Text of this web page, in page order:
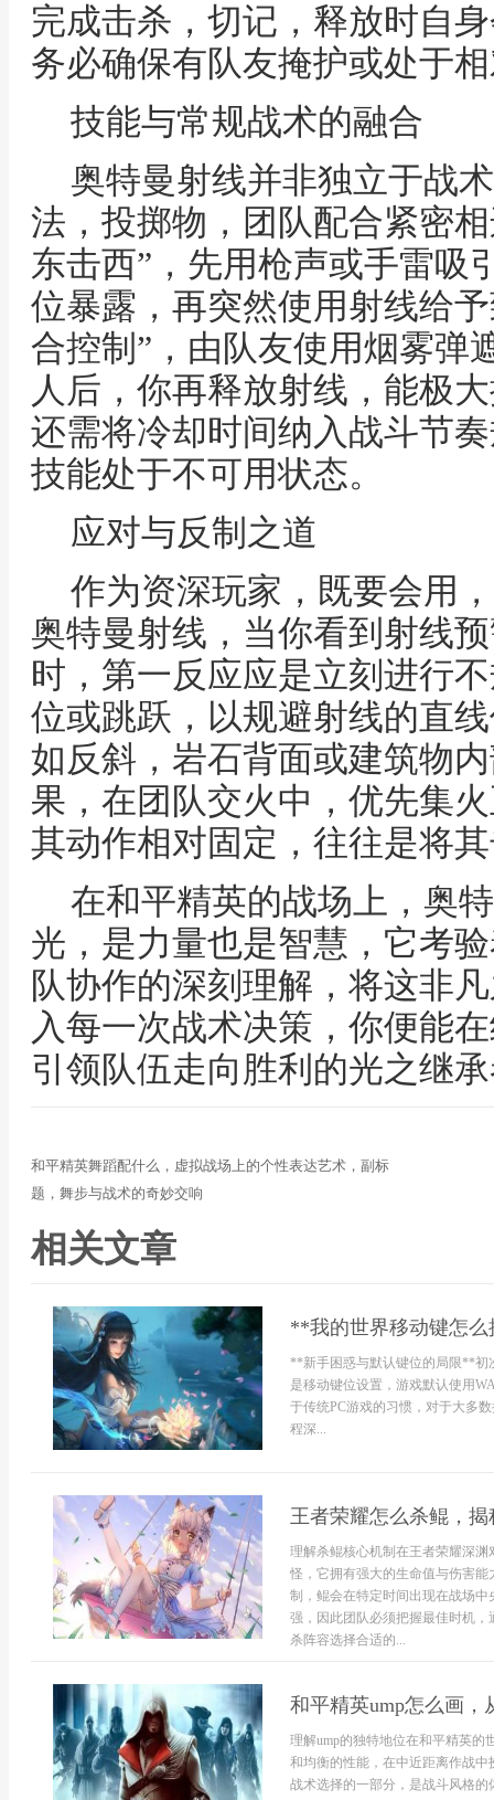
完成击杀，切记，释放时自
务必确保有队友掩护或处于
技能与常规战术的融合
奥特曼射线并非独立于战
法，投掷物，团队配合紧密
东击西”，先用枪声或手雷吸
位暴露，再突然使用射线给
合控制”，由队友使用烟雾弹
人后，你再释放射线，能极
还需将冷却时间纳入战斗节
技能处于不可用状态。
应对与反制之道
作为资深玩家，既要会用
奥特曼射线，当你看到射线
时，第一反应应是立刻进行
位或跳跃，以规避射线的直
如反斜，岩石背面或建筑物
果，在团队交火中，优先集
其动作相对固定，往往是将
在和平精英的战场上，奥
光，是力量也是智慧，它考
队协作的深刻理解，将这非
入每一次战术决策，你便能
引领队伍走向胜利的光之继
和平精英舞蹈配什么，虚拟战场上的个性表达艺术，副标
题，舞步与战术的奇妙交响
相关文章
**我的世界移动键怎
**新手困惑与默认键位的局限**初
是移动键位设置，游戏默认使用
于传统PC游戏的习惯，对于大多
程深...
王者荣耀怎么杀鲲，
理解杀鲲核心机制在王者荣耀深
怪，它拥有强大的生命值与伤害
制，鲲会在特定时间出现在战场
强，因此团队必须把握最佳时机
杀阵容选择合适的...
和平精英ump怎么画
理解ump的独特地位在和平精英的
和均衡的性能，在中近距离作战
战术选择的一部分，是战斗风格